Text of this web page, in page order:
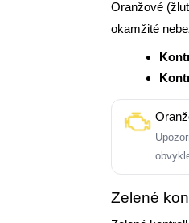
Oranžové
okamžité
Zelené